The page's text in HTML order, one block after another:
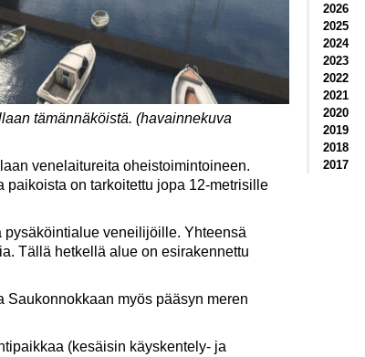
tämännäköistä. (havainnekuva
venelaitureita oheistoimintoineen.
paikoista on tarkoitettu jopa 12-metrisille
veneilijöille. Yhteensä
Tällä hetkellä alue on esirakennettu
myös pääsyn meren
(kesäisin käyskentely- ja
2026
2025
2024
2023
2022
2021
2020
2019
2018
2017